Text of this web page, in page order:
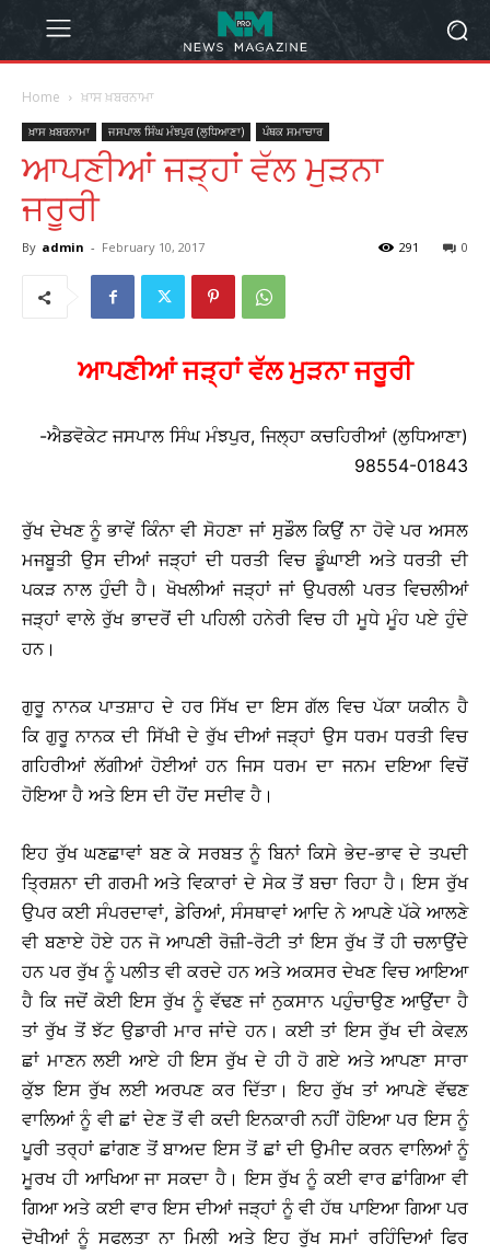
Home ਖ਼ਾਸ ਖ਼ਬਰਨਾਮਾ
ਖ਼ਾਸ ਖ਼ਬਰਨਾਮਾ ਜਸਪਾਲ ਸਿੰਘ ਮੰਝਪੁਰ (ਲੁਧਿਆਣਾ) ਪੰਥਕ ਸਮਾਚਾਰ
ਆਪਣੀਆਂ ਜੜ੍ਹਾਂ ਵੱਲ ਮੁੜਨਾ
ਜਰੂਰੀ
By admin - February 10, 2017 0
291
ਆਪਣੀਆਂ ਜੜ੍ਹਾਂ ਵੱਲ ਮੁੜਨਾ ਜਰੂਰੀ
-ਐਡਵੋਕੇਟ ਜਸਪਾਲ ਸਿੰਘ ਮੰਝਪੁਰ, ਜਿਲ੍ਹਾ ਕਚਹਿਰੀਆਂ (ਲੁਧਿਆਣਾ)
98554-01843
ਰੁੱਖ ਦੇਖਣ ਨੂੰ ਭਾਵੇਂ ਕਿੰਨਾ ਵੀ ਸੋਹਣਾ ਜਾਂ ਸੁਡੌਲ ਕਿਉਂ ਨਾ ਹੋਵੇ ਪਰ ਅਸਲ
ਮਜਬੂਤੀ ਉਸ ਦੀਆਂ ਜੜ੍ਹਾਂ ਦੀ ਧਰਤੀ ਵਿਚ ਡੂੰਘਾਈ ਅਤੇ ਧਰਤੀ ਦੀ
ਪਕੜ ਨਾਲ ਹੁੰਦੀ ਹੈ। ਖੋਖਲੀਆਂ ਜੜ੍ਹਾਂ ਜਾਂ ਉਪਰਲੀ ਪਰਤ ਵਿਚਲੀਆਂ
ਜੜ੍ਹਾਂ ਵਾਲੇ ਰੁੱਖ ਭਾਦਰੋਂ ਦੀ ਪਹਿਲੀ ਹਨੇਰੀ ਵਿਚ ਹੀ ਮੂਧੇ ਮੂੰਹ ਪਏ ਹੁੰਦੇ
ਹਨ।
ਗੁਰੂ ਨਾਨਕ ਪਾਤਸ਼ਾਹ ਦੇ ਹਰ ਸਿੱਖ ਦਾ ਇਸ ਗੱਲ ਵਿਚ ਪੱਕਾ ਯਕੀਨ ਹੈ
ਕਿ ਗੁਰੂ ਨਾਨਕ ਦੀ ਸਿੱਖੀ ਦੇ ਰੁੱਖ ਦੀਆਂ ਜੜ੍ਹਾਂ ਉਸ ਧਰਮ ਧਰਤੀ ਵਿਚ
ਗਹਿਰੀਆਂ ਲੱਗੀਆਂ ਹੋਈਆਂ ਹਨ ਜਿਸ ਧਰਮ ਦਾ ਜਨਮ ਦਇਆ ਵਿਚੋਂ
ਹੋਇਆ ਹੈ ਅਤੇ ਇਸ ਦੀ ਹੋਂਦ ਸਦੀਵ ਹੈ।
ਇਹ ਰੁੱਖ ਘਣਛਾਵਾਂ ਬਣ ਕੇ ਸਰਬਤ ਨੂੰ ਬਿਨਾਂ ਕਿਸੇ ਭੇਦ-ਭਾਵ ਦੇ ਤਪਦੀ
ਤ੍ਰਿਸ਼ਨਾ ਦੀ ਗਰਮੀ ਅਤੇ ਵਿਕਾਰਾਂ ਦੇ ਸੇਕ ਤੋਂ ਬਚਾ ਰਿਹਾ ਹੈ। ਇਸ ਰੁੱਖ
ਉਪਰ ਕਈ ਸੰਪਰਦਾਵਾਂ, ਡੇਰਿਆਂ, ਸੰਸਥਾਵਾਂ ਆਦਿ ਨੇ ਆਪਣੇ ਪੱਕੇ ਆਲਣੇ
ਵੀ ਬਣਾਏ ਹੋਏ ਹਨ ਜੋ ਆਪਣੀ ਰੋਜ਼ੀ-ਰੋਟੀ ਤਾਂ ਇਸ ਰੁੱਖ ਤੋਂ ਹੀ ਚਲਾਉਂਦੇ
ਹਨ ਪਰ ਰੁੱਖ ਨੂੰ ਪਲੀਤ ਵੀ ਕਰਦੇ ਹਨ ਅਤੇ ਅਕਸਰ ਦੇਖਣ ਵਿਚ ਆਇਆ
ਹੈ ਕਿ ਜਦੋਂ ਕੋਈ ਇਸ ਰੁੱਖ ਨੂੰ ਵੱਢਣ ਜਾਂ ਨੁਕਸਾਨ ਪਹੁੰਚਾਉਣ ਆਉਂਦਾ ਹੈ
ਤਾਂ ਰੁੱਖ ਤੋਂ ਝੱਟ ਉਡਾਰੀ ਮਾਰ ਜਾਂਦੇ ਹਨ। ਕਈ ਤਾਂ ਇਸ ਰੁੱਖ ਦੀ ਕੇਵਲ਼
ਛਾਂ ਮਾਣਨ ਲਈ ਆਏ ਹੀ ਇਸ ਰੁੱਖ ਦੇ ਹੀ ਹੋ ਗਏ ਅਤੇ ਆਪਣਾ ਸਾਰਾ
ਕੁੱਝ ਇਸ ਰੁੱਖ ਲਈ ਅਰਪਣ ਕਰ ਦਿੱਤਾ। ਇਹ ਰੁੱਖ ਤਾਂ ਆਪਣੇ ਵੱਢਣ
ਵਾਲਿਆਂ ਨੂੰ ਵੀ ਛਾਂ ਦੇਣ ਤੋਂ ਵੀ ਕਦੀ ਇਨਕਾਰੀ ਨਹੀਂ ਹੋਇਆ ਪਰ ਇਸ ਨੂੰ
ਪੂਰੀ ਤਰ੍ਹਾਂ ਛਾਂਗਣ ਤੋਂ ਬਾਅਦ ਇਸ ਤੋਂ ਛਾਂ ਦੀ ਉਮੀਦ ਕਰਨ ਵਾਲਿਆਂ ਨੂੰ
ਮੂਰਖ ਹੀ ਆਖਿਆ ਜਾ ਸਕਦਾ ਹੈ। ਇਸ ਰੁੱਖ ਨੂੰ ਕਈ ਵਾਰ ਛਾਂਗਿਆ ਵੀ
ਗਿਆ ਅਤੇ ਕਈ ਵਾਰ ਇਸ ਦੀਆਂ ਜੜ੍ਹਾਂ ਨੂੰ ਵੀ ਹੱਥ ਪਾਇਆ ਗਿਆ ਪਰ
ਦੋਖੀਆਂ ਨੂੰ ਸਫਲਤਾ ਨਾ ਮਿਲੀ ਅਤੇ ਇਹ ਰੁੱਖ ਸਮਾਂ ਰਹਿੰਦਿਆਂ ਫਿਰ